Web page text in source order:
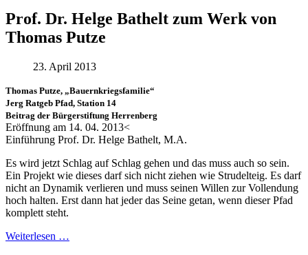
Prof. Dr. Helge Bathelt zum Werk von
Thomas Putze
23. April 2013
Thomas Putze, „Bauernkriegsfamilie“
Jerg Ratgeb Pfad, Station 14
Beitrag der Bürgerstiftung Herrenberg
Eröffnung am 14. 04. 2013<
Einführung Prof. Dr. Helge Bathelt, M.A.
Es wird jetzt Schlag auf Schlag gehen und das muss auch so sein.
Ein Projekt wie dieses darf sich nicht ziehen wie Strudelteig. Es darf
nicht an Dynamik verlieren und muss seinen Willen zur Vollendung
hoch halten. Erst dann hat jeder das Seine getan, wenn dieser Pfad
komplett steht.
Weiterlesen …